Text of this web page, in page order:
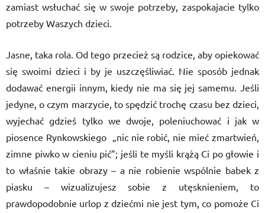
zamiast wsłuchać się w swoje potrzeby, zaspokajacie tylko
potrzeby Waszych dzieci.
Jasne, taka rola. Od tego przecież są rodzice, aby opiekować
się swoimi dzieci i by je uszczęśliwiać. Nie sposób jednak
dodawać energii innym, kiedy nie ma się jej samemu. Jeśli
jedyne, o czym marzycie, to spędzić trochę czasu bez dzieci,
wyjechać gdzieś tylko we dwoje, poleniuchować i jak w
piosence Rynkowskiego „nic nie robić, nie mieć zmartwień,
zimne piwko w cieniu pić”; jeśli te myśli krążą Ci po głowie i
to właśnie takie obrazy – a nie robienie wspólnie babek z
piasku – wizualizujesz sobie z utęsknieniem, to
prawdopodobnie urlop z dziećmi nie jest tym, co pomoże Ci